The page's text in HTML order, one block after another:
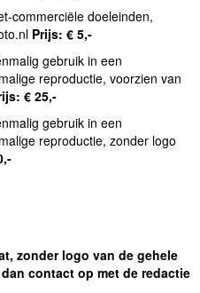
commerciële doeleinden,
Prijs: € 5,-
gebruik in een
reproductie, voorzien van
€ 25,-
gebruik in een
reproductie, zonder logo
zonder logo van de gehele
contact op met de redactie